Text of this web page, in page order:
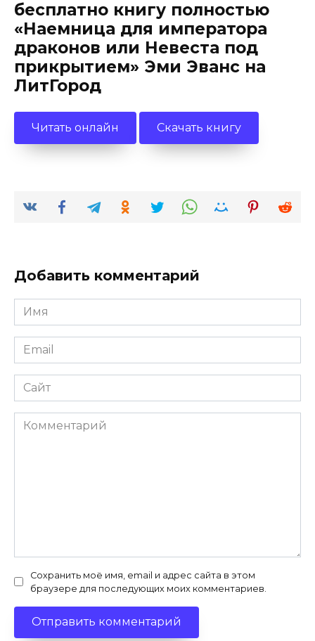
бесплатно книгу полностью
«Наемница для императора
драконов или Невеста под
прикрытием» Эми Эванс на
ЛитГород
Читать онлайн Скачать книгу
Добавить комментарий
Имя
*
Email
*
Сайт
Комментарий
Сохранить моё имя, email и адрес сайта в этом
браузере для последующих моих комментариев.